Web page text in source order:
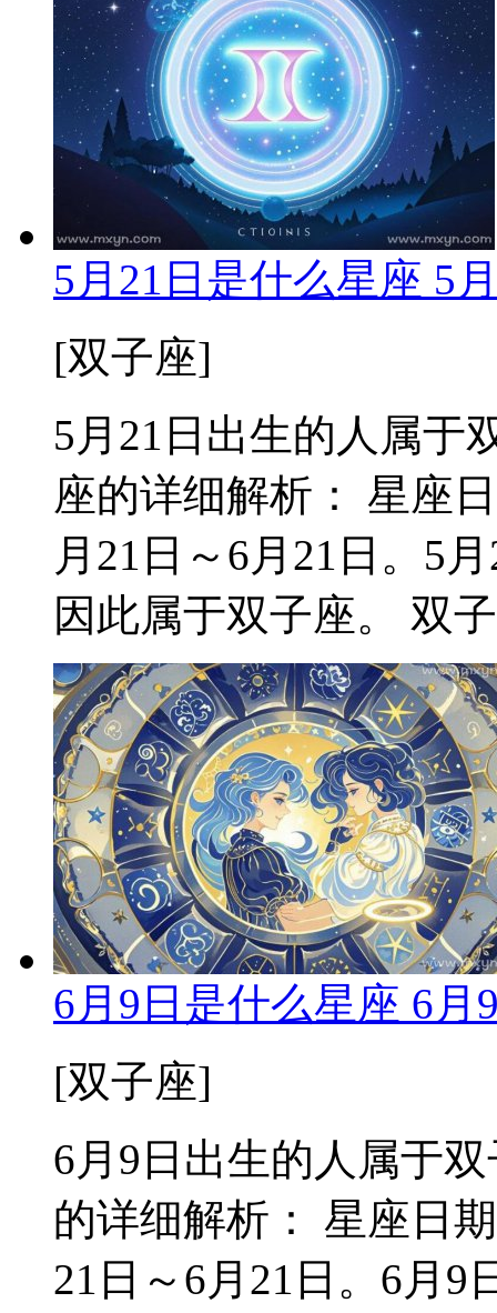
5月21日是什么星座 5
[双子座]
5月21日出生的人属于
座的详细解析： 星座
月21日～6月21日。5
因此属于双子座。 双
6月9日是什么星座 6
[双子座]
6月9日出生的人属于
的详细解析： 星座日
21日～6月21日。6月9